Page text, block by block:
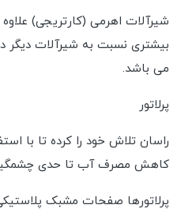
شیرآلات اهرمی (کارتریجی)
بیشتری نسبت به شیرآلات دیگر
می باشد.
پرلاتور
راسان تلاش خود را کرده تا با
کاهش مصرف آب تا حدی
پرلاتورها صفحات مشبک